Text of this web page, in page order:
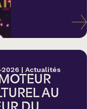
| Actualités
AU